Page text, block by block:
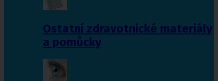
Ostatní zdravotnické materiály
a pomůcky